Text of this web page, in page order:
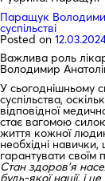
Паращук
суспільстві
Posted on
Важлива роль
Володимир
У сьогоднішньому
суспільства,
відповідної
стає вагомою
життя кожної
необхідні
гарантувати своїм
Стан здоров’я
будь-якої нації, і